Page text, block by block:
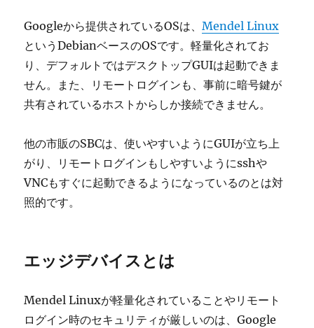
Googleから提供されているOSは、Mendel Linux
というDebianベースのOSです。軽量化されてお
り、デフォルトではデスクトップGUIは起動できま
せん。また、リモートログインも、事前に暗号鍵が
共有されているホストからしか接続できません。
他の市販のSBCは、使いやすいようにGUIが立ち上
がり、リモートログインもしやすいようにsshや
VNCもすぐに起動できるようになっているのとは対
照的です。
エッジデバイスとは
Mendel Linuxが軽量化されていることやリモート
ログイン時のセキュリティが厳しいのは、Google